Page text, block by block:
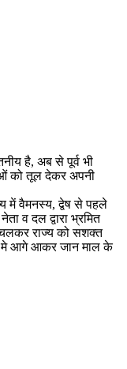
है, अब से पूर्व भी
को तूल देकर अपनी
में वैमनस्य, द्वेष से पहले
व दल द्वारा भ्रमित
चलकर राज्य को सशक्त
मे आगे आकर जान माल के